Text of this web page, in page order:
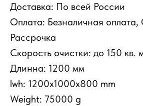
Доставка: По всей России
Оплата: Безналичная
Рассрочка
Скорость очистки: до 150 кв.
Длинна: 1200 мм
lwh: 1200x1000x800 mm
Weight: 75000 g